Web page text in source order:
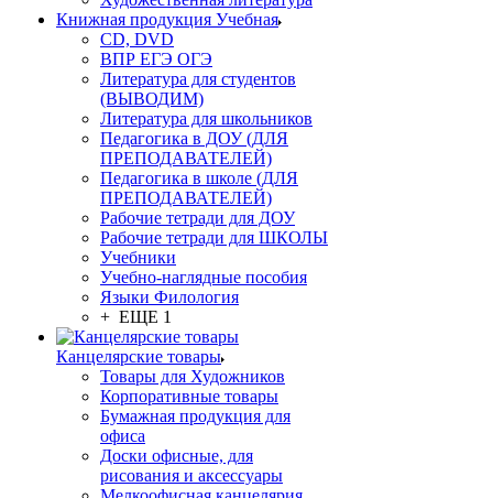
Книжная продукция Учебная
CD, DVD
ВПР ЕГЭ ОГЭ
Литература для студентов
(ВЫВОДИМ)
Литература для школьников
Педагогика в ДОУ (ДЛЯ
ПРЕПОДАВАТЕЛЕЙ)
Педагогика в школе (ДЛЯ
ПРЕПОДАВАТЕЛЕЙ)
Рабочие тетради для ДОУ
Рабочие тетради для ШКОЛЫ
Учебники
Учебно-наглядные пособия
Языки Филология
+ ЕЩЕ 1
Канцелярские товары
Товары для Художников
Корпоративные товары
Бумажная продукция для
офиса
Доски офисные, для
рисования и аксессуары